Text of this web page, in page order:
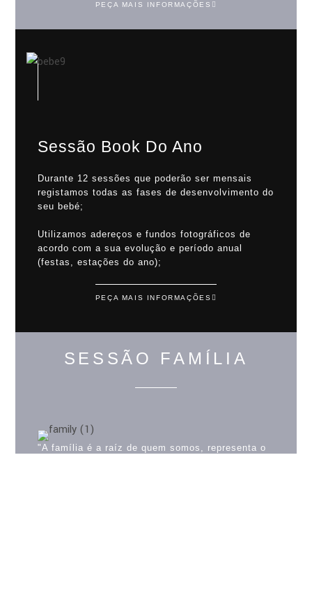
PEÇA MAIS INFORMAÇÕES
Sessão Book Do Ano
Durante 12 sessões que poderão ser mensais
registamos todas as fases de desenvolvimento do
seu bebé;
Utilizamos adereços e fundos fotográficos de
acordo com a sua evolução e período anual
(festas, estações do ano);
PEÇA MAIS INFORMAÇÕES
SESSÃO FAMÍLIA
"A família é a raíz de quem somos, representa o